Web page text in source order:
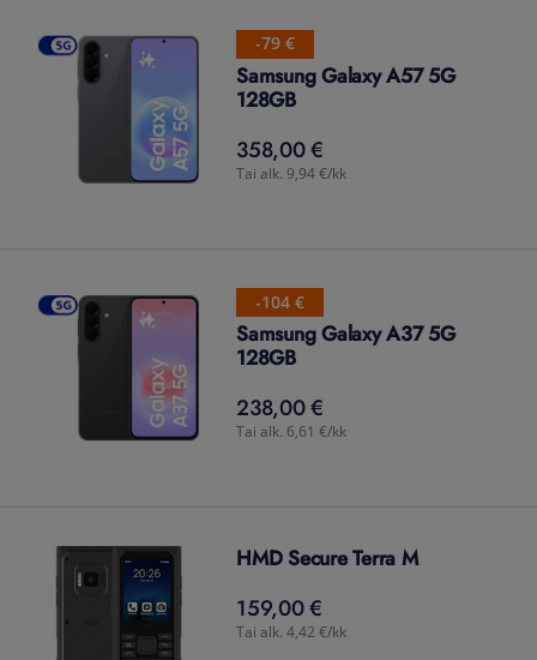
-79 €
Samsung Galaxy A57 5G
128GB
358,00 €
358,00€
Tai alk. 9,94 €/kk
-104 €
Samsung Galaxy A37 5G
128GB
238,00 €
238,00€
Tai alk. 6,61 €/kk
HMD Secure Terra M
159,00 €
159,00€
Tai alk. 4,42 €/kk